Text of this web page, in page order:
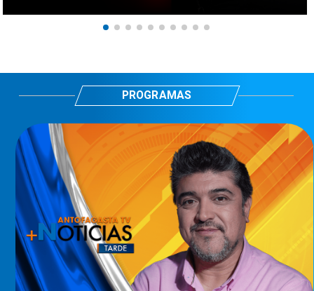
PROGRAMAS